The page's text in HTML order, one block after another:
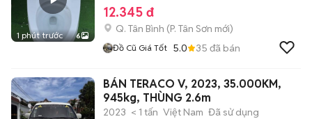
1 phút trước 6
12.345 đ
Q. Tân Bình (P. Tân Sơn mới)
Đồ Cũ Giá Tốt 5.0 35 đã bán
BÁN TERACO V, 2023, 35.000KM,
945kg, THÙNG 2.6m
2023 < 1 tấn Việt Nam Đã sử dụng